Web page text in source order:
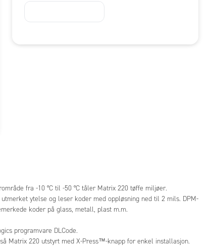
fra -10 °C til -50 °C tåler Matrix 220 tøffe miljøer.
ytelse og leser koder med oppløsning ned til 2 mils. DPM-
koder på glass, metall, plast m.m.
programvare DLCode.
Matrix 220 utstyrt med X-Press™-knapp for enkel installasjon.